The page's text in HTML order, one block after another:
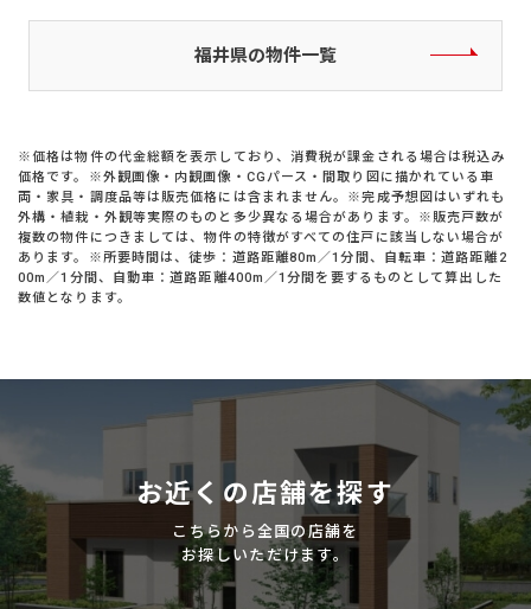
福井県の物件一覧
※価格は物件の代金総額を表示しており、消費税が課金される場合は税込み
価格です。※外観画像・内観画像・CGパース・間取り図に描かれている車
両・家具・調度品等は販売価格には含まれません。※完成予想図はいずれも
外構・植栽・外観等実際のものと多少異なる場合があります。※販売戸数が
複数の物件につきましては、物件の特徴がすべての住戸に該当しない場合が
あります。※所要時間は、徒歩：道路距離80m／1分間、自転車：道路距離2
00m／1分間、自動車：道路距離400m／1分間を要するものとして算出した
数値となります。
お近くの店舗を探す
こちらから全国の店舗を
お探しいただけます。